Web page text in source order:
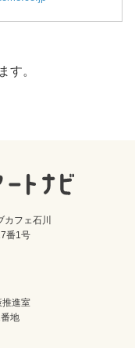
す。
フェ石川
番1号
推進室
地